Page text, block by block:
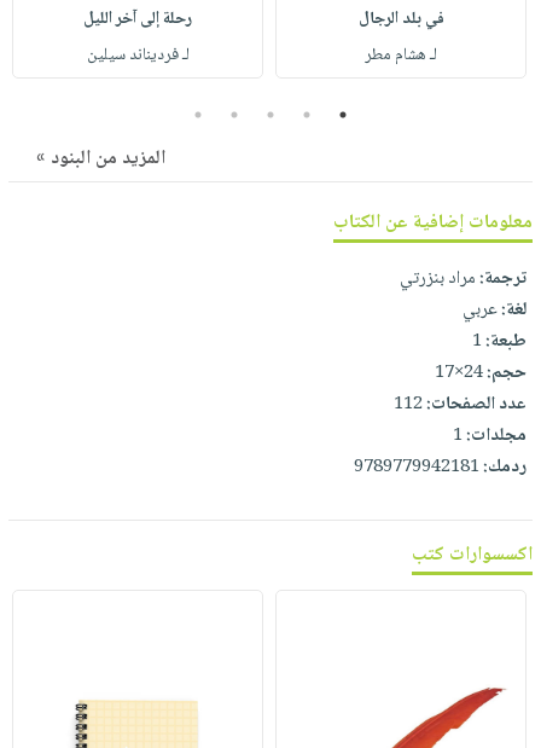
صابون
مناسبات
فيديوهات
وفرات
انشر
تواصل
معنا
التسوق
في بلد الرجال
لـ هشام مطر
رحلة إلى آخر الليل
لـ فرديناند سيلين
1
2
3
4
5
المزيد من البنود »
معلومات إضافية عن الكتاب
ترجمة:مراد بنزرتي
لغة:عربي
طبعة:1
حجم:24×17
عدد الصفحات:112
مجلدات:1
ردمك:9789779942181
اكسسوارات كتب